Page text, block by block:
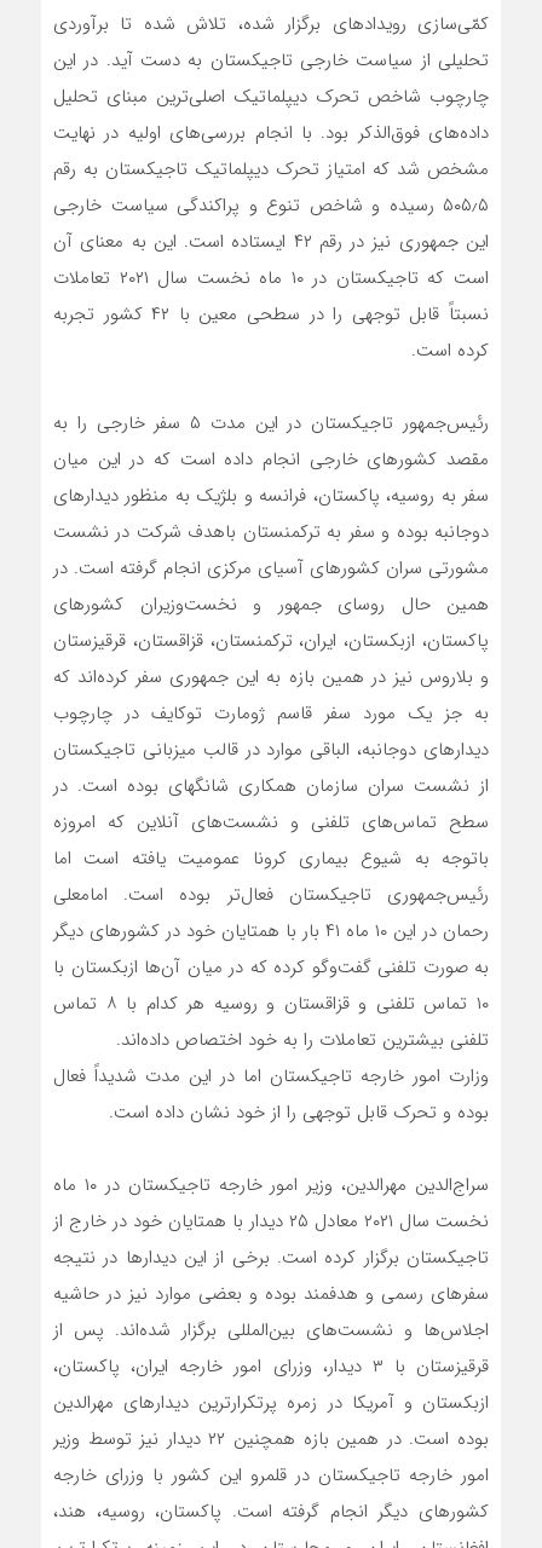
کمّی‌سازی رویدادهای برگزار شده، تلاش شده تا برآوردی
تحلیلی از سیاست خارجی تاجیکستان به دست آید. در این
چارچوب شاخص تحرک دیپلماتیک اصلی‌ترین مبنای تحلیل
داده‌های فوق‌الذکر بود. با انجام بررسی‌های اولیه در نهایت
مشخص شد که امتیاز تحرک دیپلماتیک تاجیکستان به رقم
۵۰۵٫۵ رسیده و شاخص تنوع و پراکندگی سیاست خارجی
این جمهوری نیز در رقم ۴۲ ایستاده است. این به معنای آن
است که تاجیکستان در ۱۰ ماه نخست سال ۲۰۲۱ تعاملات
نسبتاً قابل توجهی را در سطحی معین با ۴۲ کشور تجربه
کرده است.
رئیس‌جمهور تاجیکستان در این مدت ۵ سفر خارجی را به
مقصد کشورهای خارجی انجام داده است که در این میان
سفر به روسیه، پاکستان، فرانسه و بلژیک به منظور دیدارهای
دوجانبه بوده و سفر به ترکمنستان باهدف شرکت در نشست
مشورتی سران کشورهای آسیای مرکزی انجام گرفته است. در
همین حال روسای جمهور و نخست‌وزیران کشورهای
پاکستان، ازبکستان، ایران، ترکمنستان، قزاقستان، قرقیزستان
و بلاروس نیز در همین بازه به این جمهوری سفر کرده‌اند که
به جز یک مورد سفر قاسم ژومارت توکایف در چارچوب
دیدارهای دوجانبه، الباقی موارد در قالب میزبانی تاجیکستان
از نشست سران سازمان همکاری شانگهای بوده است. در
سطح تماس‌های تلفنی و نشست‌های آنلاین که امروزه
باتوجه به شیوع بیماری کرونا عمومیت یافته است اما
رئیس‌جمهوری تاجیکستان فعال‌تر بوده است. امامعلی
رحمان در این ۱۰ ماه ۴۱ بار با همتایان خود در کشورهای دیگر
به صورت تلفنی گفت‌و‌گو کرده که در میان آن‌ها ازبکستان با
۱۰ تماس تلفنی و قزاقستان و روسیه هر کدام با ۸ تماس
تلفنی بیشترین تعاملات را به خود اختصاص داده‌اند.
وزارت امور خارجه تاجیکستان اما در این مدت شدیداً فعال
بوده و تحرک قابل توجهی را از خود نشان داده است.
سراج‌الدین مهرالدین، وزیر امور خارجه تاجیکستان در ۱۰ ماه
نخست سال ۲۰۲۱ معادل ۲۵ دیدار با همتایان خود در خارج از
تاجیکستان برگزار کرده است. برخی از این دیدارها در نتیجه
سفرهای رسمی و هدفمند بوده و بعضی موارد نیز در حاشیه
اجلاس‌ها و نشست‌های بین‌المللی برگزار شده‌اند. پس از
قرقیزستان با ۳ دیدار، وزرای امور خارجه ایران، پاکستان،
ازبکستان و آمریکا در زمره پرتکرارترین دیدارهای مهرالدین
بوده است. در همین بازه همچنین ۲۲ دیدار نیز توسط وزیر
امور خارجه تاجیکستان در قلمرو این کشور با وزرای خارجه
کشورهای دیگر انجام گرفته است. پاکستان، روسیه، هند،